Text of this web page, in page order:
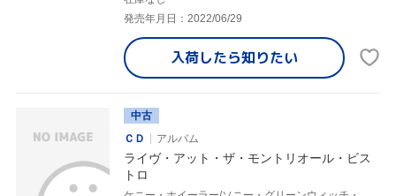
発売年月日：2022/06/29
入荷したら知りたい
中古
ＣＤ
アルバム
ライヴ・アット・ザ・モントリオール・ビス
トロ